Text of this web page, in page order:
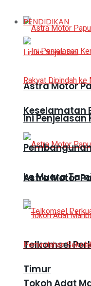
Astra Motor
Keselamatan
Astra Motor
Telkomsel
Timur
PENDIDIKAN
Ini Penjelasan
ke Muara
Tokoh Adat